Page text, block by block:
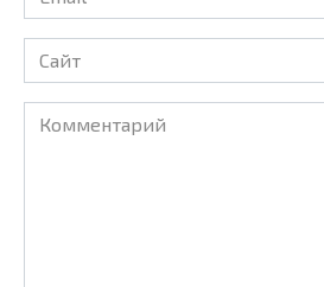
*
Сайт
Комментарий